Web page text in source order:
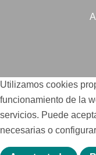
Utilizamos cookies
funcionamiento de la
servicios. Puede
necesarias o